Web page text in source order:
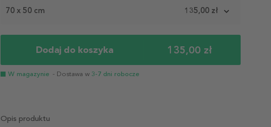
70 x 50 cm 135,00 zł
Dodaj do koszyka 135,00 zł
W magazynie - Dostawa w 3-7 dni robocze
Opis produktu